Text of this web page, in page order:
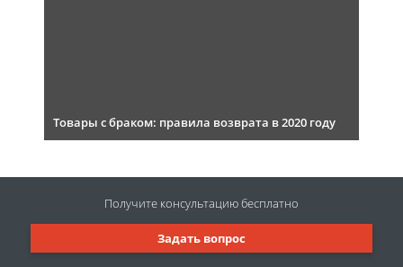
Товары с браком: правила возврата в 2020 году
Задать вопрос
Получите консультациюбесплатно